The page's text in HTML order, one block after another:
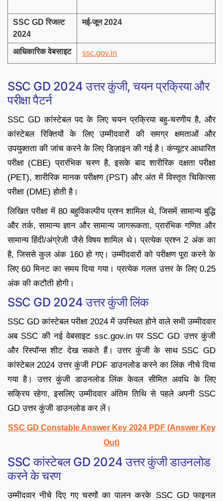
SSC GD रिजल्ट
2024
मई-जून 2024
आधिकारिक वेबसाइट ssc.gov.in
SSC GD 2024 उत्तर कुंजी, चयन प्रक्रिया और
परीक्षा पैटर्न
SSC GD कांस्टेबल पद के लिए चयन प्रक्रिया बहु-चरणीय है, और
कांस्टेबल रिक्तियों के लिए उम्मीदवारों की समग्र क्षमताओं और
उपयुक्तता की जांच करने के लिए डिज़ाइन की गई है। कंप्यूटर आधारित
परीक्षा (CBE) प्रारंभिक चरण है, इसके बाद शारीरिक दक्षता परीक्षा
(PET), शारीरिक मानक परीक्षण (PST) और अंत में विस्तृत चिकित्सा
परीक्षा (DME) होती है।
लिखित परीक्षा में 80 बहुविकल्पीय प्रश्न शामिल थे, जिसमें सामान्य बुद्धि
और तर्क, सामान्य ज्ञान और सामान्य जागरूकता, प्रारंभिक गणित और
सामान्य हिंदी/अंग्रेजी जैसे विषय शामिल थे। प्रत्येक प्रश्न 2 अंक का
है, जिससे कुल अंक 160 हो गए। उम्मीदवारों को परीक्षण पूरा करने के
लिए 60 मिनट का समय दिया गया। प्रत्येक गलत उत्तर के लिए 0.25
अंक की कटौती होगी।
SSC GD 2024 उत्तर कुंजी लिंक
SSC GD कांस्टेबल परीक्षा 2024 में उपस्थित होने वाले सभी उम्मीदवार
अब SSC की नई वेबसाइट ssc.gov.in पर SSC GD उत्तर कुंजी
और रिस्पॉन्स शीट देख सकते हैं। उत्तर कुंजी के साथ SSC GD
कांस्टेबल 2024 उत्तर कुंजी PDF डाउनलोड करने का लिंक नीचे दिया
गया है। उत्तर कुंजी डाउनलोड लिंक केवल सीमित अवधि के लिए
सक्रिय रहेगा, इसलिए उम्मीदवार अंतिम तिथि से पहले अपनी SSC
GD उत्तर कुंजी डाउनलोड कर लें।
SSC GD Constable Answer Key 2024 PDF (Answer Key
Out)
SSC कांस्टेबल GD 2024 उत्तर कुंजी डाउनलोड
करने के चरण
उम्मीदवार नीचे दिए गए चरणों का पालन करके SSC GD फाइनल